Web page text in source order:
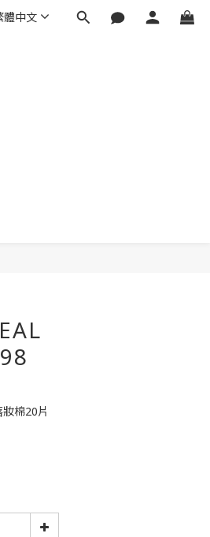
體中文
棉20片